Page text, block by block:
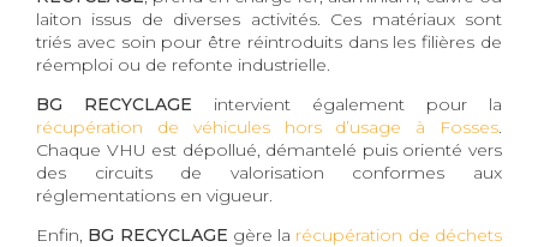
laiton issus de diverses activités. Ces matériaux sont
triés avec soin pour être réintroduits dans les filières de
réemploi ou de refonte industrielle.
BG RECYCLAGE intervient également pour la
récupération de véhicules hors d’usage à Fosses.
Chaque VHU est dépollué, démantelé puis orienté vers
des circuits de valorisation conformes aux
réglementations en vigueur.
Enfin, BG RECYCLAGE gère la récupération de déchets